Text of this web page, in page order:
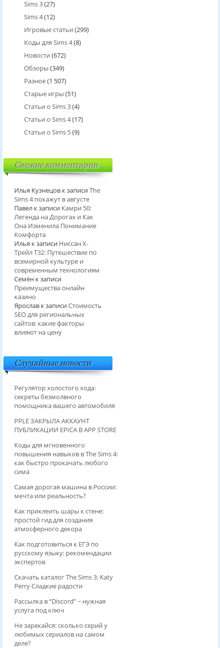
Sims 3(27)
Sims 4(12)
Игровые статьи (299)
Коды для Sims 4(8)
Новости (672)
Обзоры (349)
Разное(1 507)
Старые игры (51)
Статьи о Sims 3(4)
Статьи о Sims 4(17)
Статьи о Sims 5(9)
Свежие комментарии
Илья Кузнецовк записиThe
Sims 4 покажут в августе
Павелк записи Камри 50:
Легенда на Дорогах и Как
Она Изменила Понимание
Комфорта
Илья к записи Ниссан Х-
Трейл T32: Путешествие по
всемирной культуре и
современным технологиям
Семёнк записи
Преимущества онлайн
казино
Ярославк записиСтоимость
SEO для региональных
сайтов: какие факторы
влияют на цену
Случайные новости
Регулятор холостого хода:
секреты безмолвного
помощника вашего автомобиля
PPLE ЗАКРЫЛА АККАУНТ
ПУБЛИКАЦИИ EPICA В APP STORE
Коды для мгновенного
повышения навыков в The Sims 4:
как быстро прокачать любого
сима
Самая дорогая машина в России:
мечта или реальность?
Как приклеить шары к стене:
простой гид для создания
атмосферного декора
Как подготовиться к ЕГЭ по
русскому языку: рекомендации
экспертов
Скачать каталог The Sims 3: Katy
Perry Сладкие радости
Рассылка в “Discord” − нужная
услуга под ключ
Не зарекайся: сколько серий у
любимых сериалов на самом
деле?